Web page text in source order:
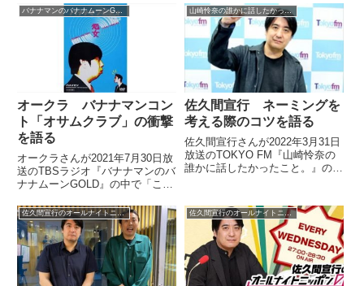
YouTuberカジサック誕生につい
て話していました。【佐久間宣行
のオールナイトニッポン0】前回
は、知らない人と花火をする...
て話していました。【佐久間宣行
のオールナイトニッポン0】前回
の放送は #オードリー の #若林正
恭 さんが来てくれました...
バナナマンのバナナムーンGOLD
オークラ バナナマンコン
ト「オサムクラブ」の衝撃
を語る
オークラさんが2021年7月30日放
送のTBSラジオ『バナナマンのバ
ナナムーンGOLD』の中で「この
ト10選」と題して、おすすめバ
ナナマンコントを紹介。バナナマ
ンの1回目の単独ライブで披露さ
れたネタ「オサムクラブ」の衝撃
について話していました。
山崎怜奈の誰かに話したかったこと。
佐久間宣行 ネーミングを
考える際のコツを語る
佐久間宣行さんが2022年3月31日
放送のTOKYO FM『山崎怜奈の
誰かに話したかったこと。』の中
すか？」というリスナーの質問に
回答していました。
佐久間宣行のオールナイトニッポン0 佐久間宣行のオールナイトニッポン0